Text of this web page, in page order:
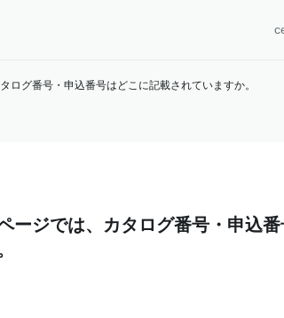
ログ番号・申込番号はどこに記載されていますか。
ージでは、カタログ番号・申込